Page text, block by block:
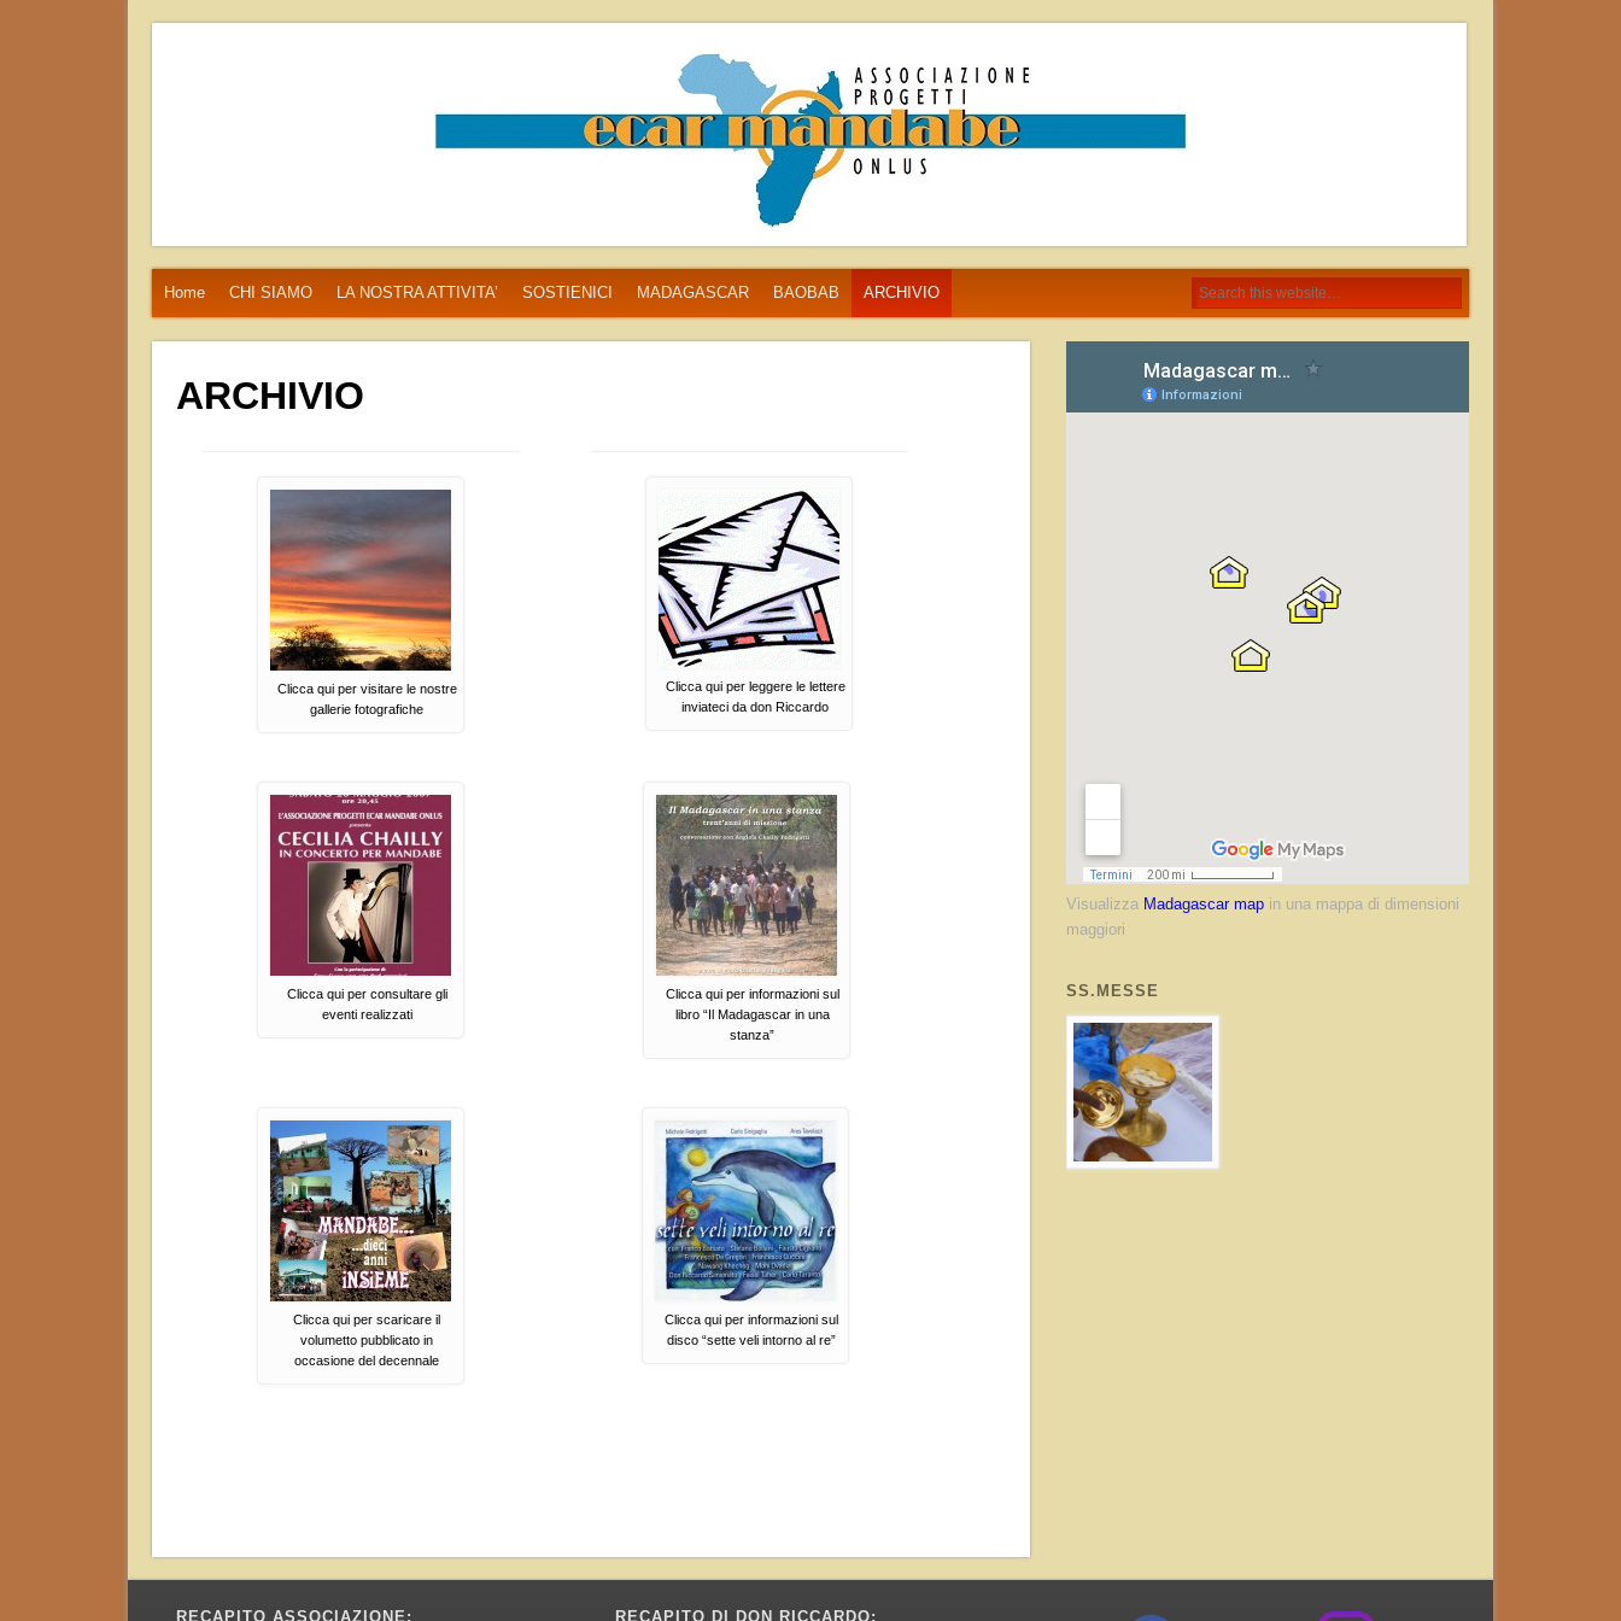
Associazione Progetti Ecar Mandabe onlus
Home CHI SIAMO LA NOSTRA ATTIVITA’ SOSTIENICI MADAGASCAR BAOBAB ARCHIVIO
ARCHIVIO
Clicca qui per visitare le nostre
gallerie fotografiche
Clicca qui per leggere le lettere
inviateci da don Riccardo
Clicca qui per consultare gli
eventi realizzati
Clicca qui per informazioni sul
libro “Il Madagascar in una
stanza”
Clicca qui per scaricare il
volumetto pubblicato in
occasione del decennale
Clicca qui per informazioni sul
disco “sette veli intorno al re”
Visualizza Madagascar map in una mappa di dimensioni
maggiori
SS.MESSE
RECAPITO ASSOCIAZIONE: RECAPITO DI DON RICCARDO: